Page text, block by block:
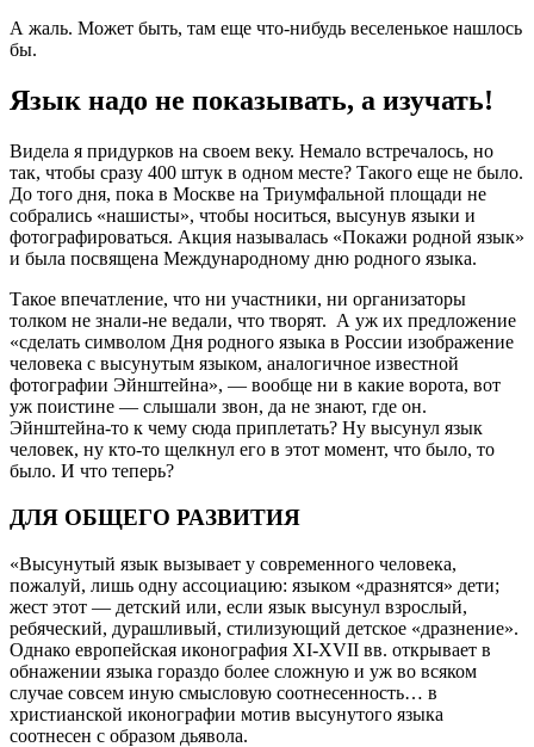
А жаль. Может быть, там еще что-нибудь веселенькое нашлось
бы.
Язык надо не показывать, а изучать!
Видела я придурков на своем веку. Немало встречалось, но
так, чтобы сразу 400 штук в одном месте? Такого еще не было.
До того дня, пока в Москве на Триумфальной площади не
собрались «нашисты», чтобы носиться, высунув языки и
фотографироваться. Акция называлась «Покажи родной язык»
и была посвящена Международному дню родного языка.
Такое впечатление, что ни участники, ни организаторы
толком не знали-не ведали, что творят. А уж их предложение
«сделать символом Дня родного языка в России изображение
человека с высунутым языком, аналогичное известной
фотографии Эйнштейна», — вообще ни в какие ворота, вот
уж поистине — слышали звон, да не знают, где он.
Эйнштейна-то к чему сюда приплетать? Ну высунул язык
человек, ну кто-то щелкнул его в этот момент, что было, то
было. И что теперь?
ДЛЯ ОБЩЕГО РАЗВИТИЯ
«Высунутый язык вызывает у современного человека,
пожалуй, лишь одну ассоциацию: языком «дразнятся» дети;
жест этот — детский или, если язык высунул взрослый,
ребяческий, дурашливый, стилизующий детское «дразнение».
Однако европейская иконография ХI-ХVII вв. открывает в
обнажении языка гораздо более сложную и уж во всяком
случае совсем иную смысловую соотнесенность… в
христианской иконографии мотив высунутого языка
соотнесен с образом дьявола.